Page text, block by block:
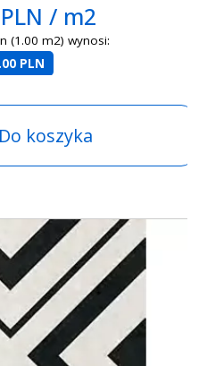
/ m2
(1.00 m2) wynosi:
PLN
Do koszyka